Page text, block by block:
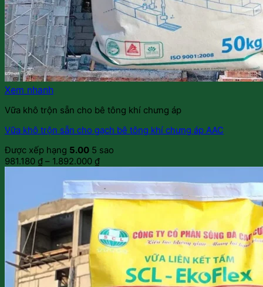
Xem nhanh
Vữa khô trộn sẵn cho bê tông khí chưng áp
Vữa khô trộn sẵn cho gạch bê tông khí chưng áp AAC
Được xếp hạng 5.00 5 sao
981.180 ₫ – 1.892.000 ₫